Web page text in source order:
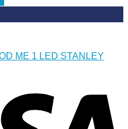
ΜΕ 1 LED STANLEY